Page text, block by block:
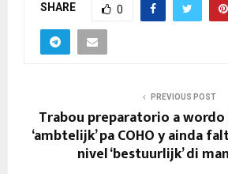
SHARE 0
PREVIOUS POST
Trabou preparatorio a
‘ambtelijk’ pa COHO y ainda
nivel ‘bestuurlijk’ di